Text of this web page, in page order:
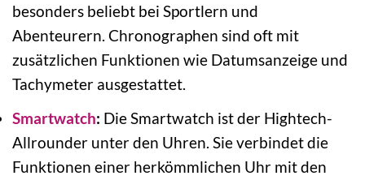
besonders beliebt bei Sportlern und
Abenteurern. Chronographen sind oft mit
zusätzlichen Funktionen wie Datumsanzeige und
Tachymeter ausgestattet.
Smartwatch: Die Smartwatch ist der Hightech-
Allrounder unter den Uhren. Sie verbindet die
Funktionen einer herkömmlichen Uhr mit den